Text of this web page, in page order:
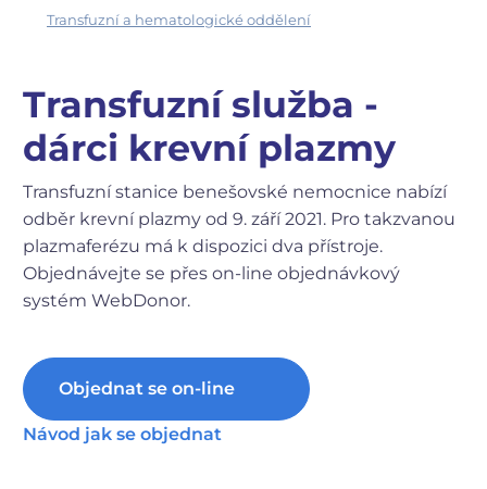
Transfuzní a hematologické oddělení
Transfuzní služba -
dárci krevní plazmy
Transfuzní stanice benešovské nemocnice nabízí
odběr krevní plazmy od 9. září 2021. Pro takzvanou
plazmaferézu má k dispozici dva přístroje.
Objednávejte se přes on-line objednávkový
systém WebDonor.
Objednat se on-line
Návod jak se objednat